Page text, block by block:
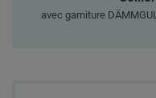
avec garniture